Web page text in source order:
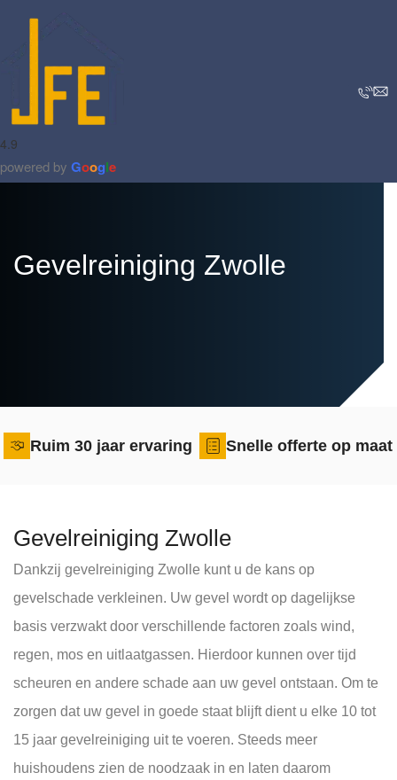
4.9
powered by Google
Gevelreiniging Zwolle
Ruim 30 jaar ervaring Snelle offerte op maat
Gevelreiniging Zwolle
Dankzij gevelreiniging Zwolle kunt u de kans op
gevelschade verkleinen. Uw gevel wordt op dagelijkse
basis verzwakt door verschillende factoren zoals wind,
regen, mos en uitlaatgassen. Hierdoor kunnen over tijd
scheuren en andere schade aan uw gevel ontstaan. Om te
zorgen dat uw gevel in goede staat blijft dient u elke 10 tot
15 jaar gevelreiniging uit te voeren. Steeds meer
huishoudens zien de noodzaak in en laten daarom